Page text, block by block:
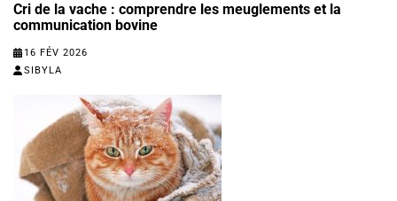
Cri de la vache : comprendre les meuglements et la
communication bovine
16 FÉV 2026
SIBYLA